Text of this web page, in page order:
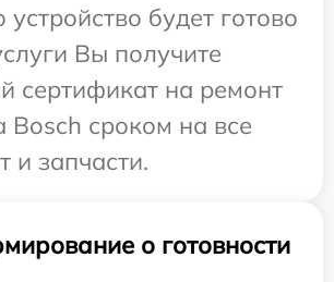
устройство будет готово
Вы получите
сертификат на ремонт
Bosch сроком на все
и запчасти.
о готовности